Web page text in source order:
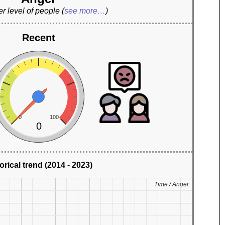
level of people(see more…)
Recent
0 100
0
trend (2014 - 2023)
Time / Anger
Time / Anger